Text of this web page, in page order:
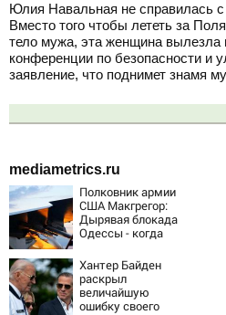
Юлия Навальная не справилась
Вместо того чтобы лететь за
тело мужа, эта женщина вылезла
конференции по безопасности и
заявление, что поднимет знамя
mediametrics.ru
Полковник армии
США Макгрегор:
Дырявая блокада
Одессы - когда
командовании
ВМФ России за
это полетят
головы?
Хантер Байден
раскрыл
величайшую
ошибку своего